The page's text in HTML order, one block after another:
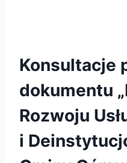
Konsultacje
dokumentu
Rozwoju
i